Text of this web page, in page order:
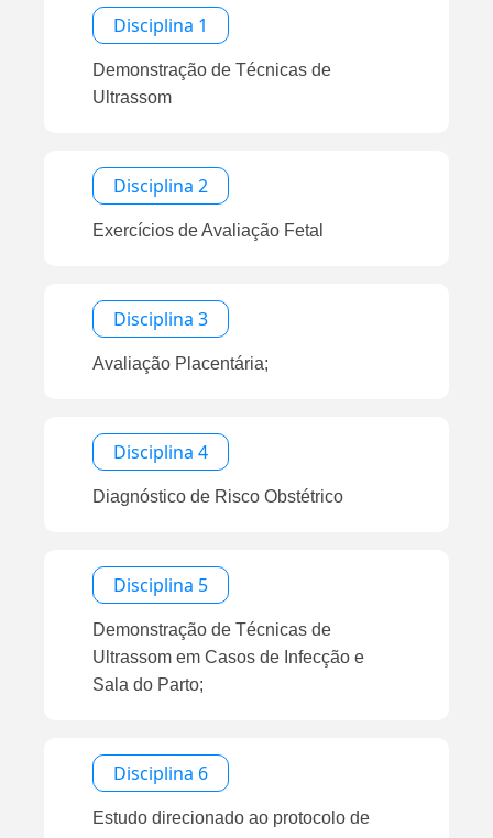
Disciplina 1
Demonstração de Técnicas de
Ultrassom
Disciplina 2
Exercícios de Avaliação Fetal
Disciplina 3
Avaliação Placentária;
Disciplina 4
Diagnóstico de Risco Obstétrico
Disciplina 5
Demonstração de Técnicas de
Ultrassom em Casos de Infecção e
Sala do Parto;
Disciplina 6
Estudo direcionado ao protocolo de